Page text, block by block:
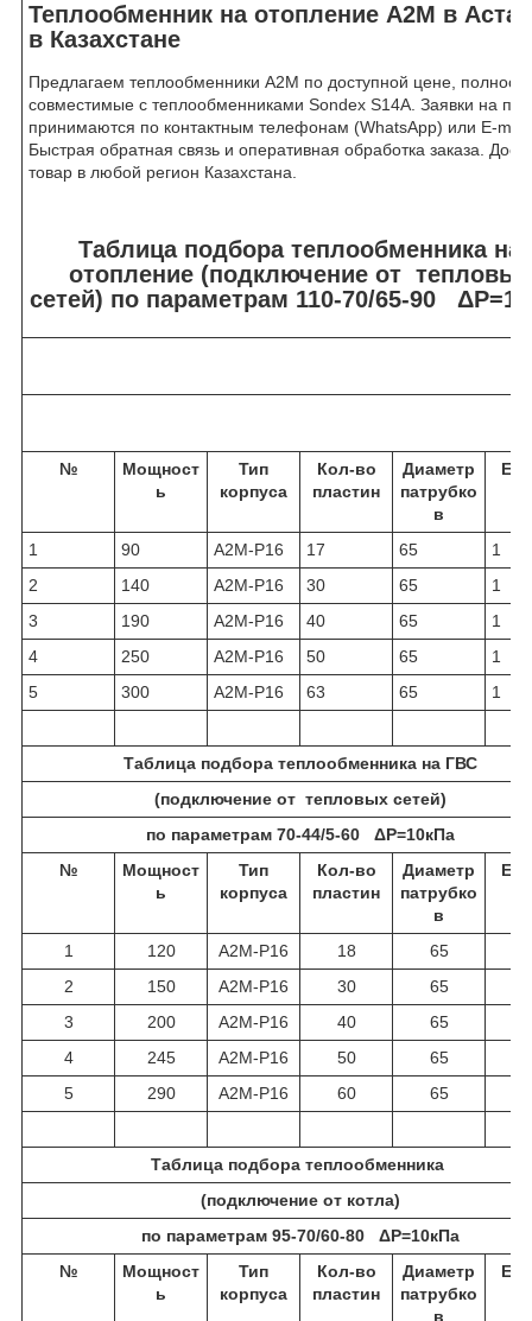
Теплообменник на отопление А2М в
в Казахстане
Предлагаем теплообменники А2М по доступной цене,
совместимые с теплообменниками Sondex S14A. Заявки на
принимаются по контактным телефонам (WhatsApp) или Е-mail.
Быстрая обратная связь и оперативная обработка заказа.
товар в любой регион Казахстана.
Таблица подбора теплообменника на
отопление (подключение от тепловых
сетей) по параметрам 110-70/65-90
№
Мощност
ь
Тип
корпуса
Кол-во
пластин
Диаметр
патрубко
в
1 90 A2M-P16 17 65
1
2
140 A2M-P16 30 65
1
3
190 A2M-P16 40 65
1
4
250 A2M-P16 50 65
1
5
300 A2M-P16 63 65 1
Таблица подбора теплообменника на ГВС
(подключение от тепловых сетей)
по параметрам 70-44/5-60 ΔР=10кПа
№
Мощност
ь
Тип
корпуса
Кол-во
пластин
Диаметр
патрубко
в
1 120 A2M-P16 18 65
2
150 A2M-P16 30 65
3
200 A2M-P16 40 65
4
245 A2M-P16 50 65
5
290 A2M-P16 60 65
Таблица подбора теплообменника
(подключение от котла)
по параметрам 95-70/60-80 ΔР=10кПа
№
Мощност
ь
Тип
корпуса
Кол-во
пластин
Диаметр
патрубко
в